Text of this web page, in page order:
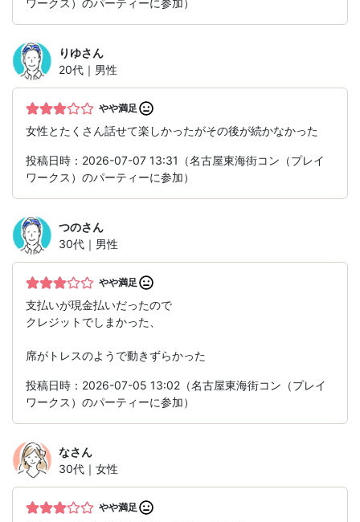
ワークス）のパーティーに参加）
りゆさん
20代｜男性
やや満足
女性とたくさん話せて楽しかったがその後が続かなかった
投稿日時：2026-07-07 13:31（名古屋東海街コン（プレイ
ワークス）のパーティーに参加）
つのさん
30代｜男性
やや満足
支払いが現金払いだったので
クレジットでしまかった、
席がトレスのようで動きずらかった
投稿日時：2026-07-05 13:02（名古屋東海街コン（プレイ
ワークス）のパーティーに参加）
なさん
30代｜女性
やや満足